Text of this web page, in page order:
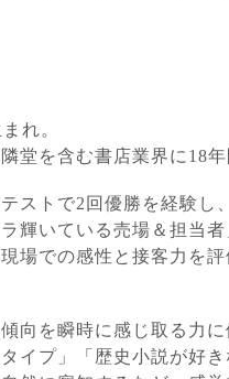
れ。
堂を含む書店業界に18年
ストで2回優勝を経験し、
輝いている売場＆担当者
場での感性と接客力を評
向を瞬時に感じ取る力に
イプ」「歴史小説が好き